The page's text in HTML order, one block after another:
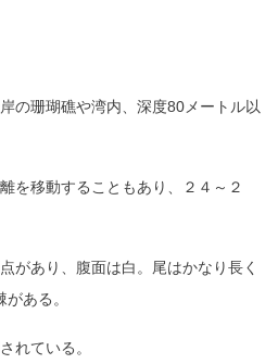
の珊瑚礁や湾内、深度80メートル以
を移動することもあり、２４～２
があり、腹面は白。尾はかなり長く
ある。
れている。